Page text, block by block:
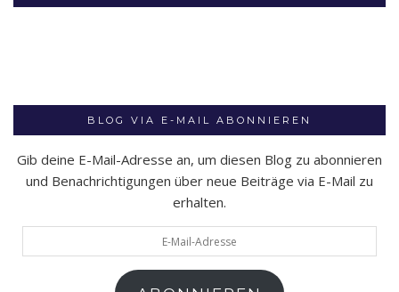
BLOG VIA E-MAIL ABONNIEREN
Gib deine E-Mail-Adresse an, um diesen Blog zu abonnieren
und Benachrichtigungen über neue Beiträge via E-Mail zu
erhalten.
Mail-